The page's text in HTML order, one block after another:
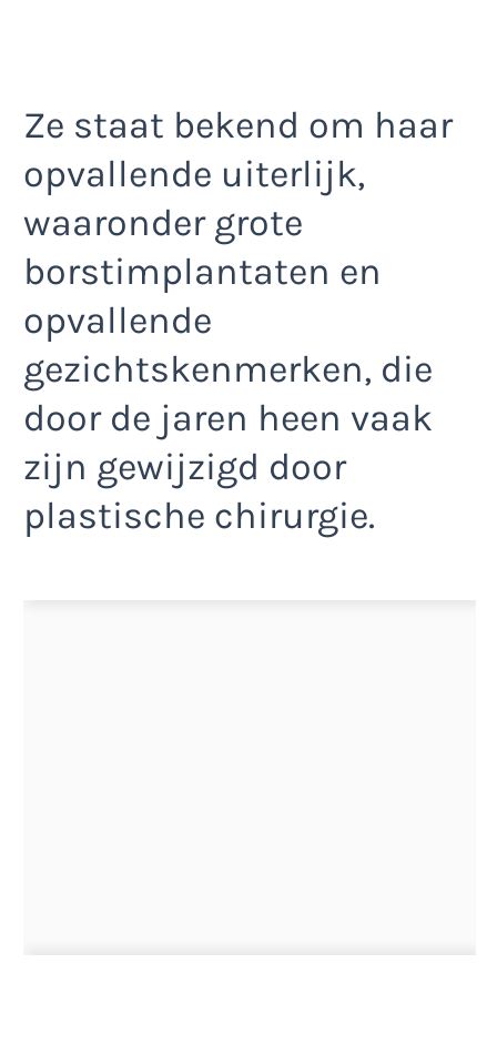
Ze staat bekend om haar
opvallende uiterlijk,
waaronder grote
borstimplantaten en
opvallende
gezichtskenmerken, die
door de jaren heen vaak
zijn gewijzigd door
plastische chirurgie.